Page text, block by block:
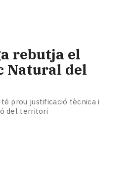
rebutja el
Natural del
prou justificació tècnica i
del territori